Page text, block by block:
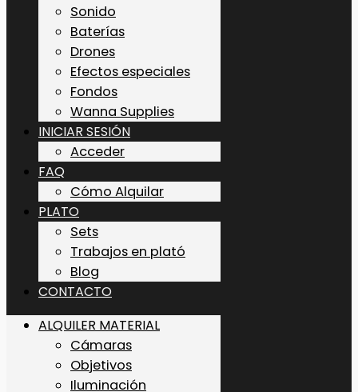
Sonido
Baterías
Drones
Efectos especiales
Fondos
Wanna Supplies
INICIAR SESIÓN
Acceder
FAQ
Cómo Alquilar
PLATO
Sets
Trabajos en plató
Blog
CONTACTO
ALQUILER MATERIAL
Cámaras
Objetivos
Iluminación